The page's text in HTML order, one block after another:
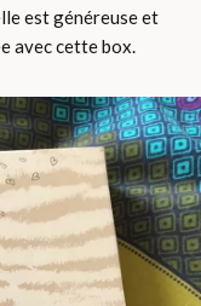
est généreuse et
avec cette box.